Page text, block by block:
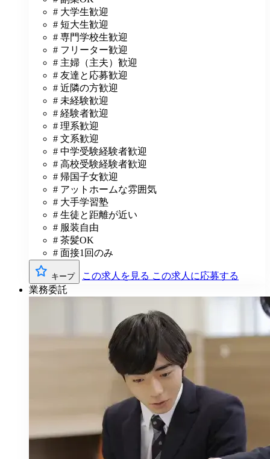
# 大学生歓迎
# 短大生歓迎
# 専門学校生歓迎
# フリーター歓迎
# 主婦（主夫）歓迎
# 友達と応募歓迎
# 近隣の方歓迎
# 未経験歓迎
# 経験者歓迎
# 理系歓迎
# 文系歓迎
# 中学受験経験者歓迎
# 高校受験経験者歓迎
# 帰国子女歓迎
# アットホームな雰囲気
# 大手学習塾
# 生徒と距離が近い
# 服装自由
# 茶髪OK
# 面接1回のみ
キープ この求人を見る この求人に応募する
業務委託